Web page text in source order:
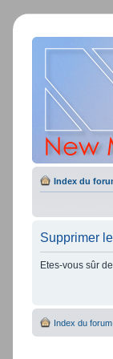
Index du
Supprimer
Etes-vous sûr
Index du forum